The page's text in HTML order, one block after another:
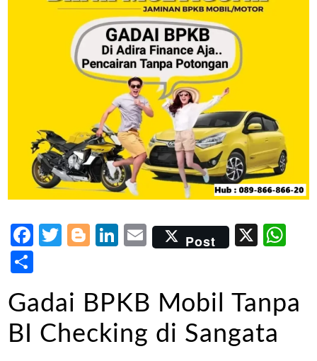
Facebook
Twitter
Blogger
LinkedIn
Email
Post X
Gadai BPKB Mobil Tanpa
BI Checking di Sangata